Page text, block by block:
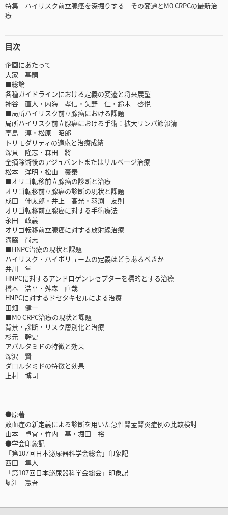
特集 ハイリスク前立腺癌を深掘りする その変遷とM0 CRPCの最新治
療 -
目次
企画にあたって
大家 基嗣
■総論
各種ガイドラインにおける定義の変遷と将来展望
神谷 直人・内海 孝信・矢野 仁・鈴木 啓悦
■局所ハイリスク前立腺癌における課題
局所ハイリスク前立腺癌における手術：拡大リンパ節郭清
亭島 淳・松原 昭郎
トリモダリティの適応と治療成績
深貝 隆志・森田 將
全摘除術後のアジュバントまたはサルベージ治療
松本 洋明・松山 豪泰
■オリゴ転移前立腺癌の診断と治療
オリゴ転移前立腺癌の診断の現状と課題
成田 伸太郎・井上 高光・羽渕 友則
オリゴ転移前立腺癌に対する手術療法
永田 政義
オリゴ転移前立腺癌に対する放射線治療
溝脇 尚志
■HNPC治療の現状と課題
ハイリスク・ハイボリュームの定義はどうあるべきか
井川 掌
HNPCに対するアンドロゲンレセプターを標的とする治療
橋本 浩平・舛森 直哉
HNPCに対するドセタキセルによる治療
田畑 健一
■M0 CRPC治療の現状と課題
背景・診断・リスク層別化と治療
杉元 幹史
アパルタミドの特徴と効果
深沢 賢
ダロルタミドの特徴と効果
上村 博司
●原著
敗血症の新定義による診断を用いた急性腎盂腎炎症例の比較検討
山本 卓宜・竹内 基・堀田 裕
●学会印象記
「第107回日本泌尿器科学会総会」印象記
西田 隼人
「第107回日本泌尿器科学会総会」印象記
堀江 憲吾